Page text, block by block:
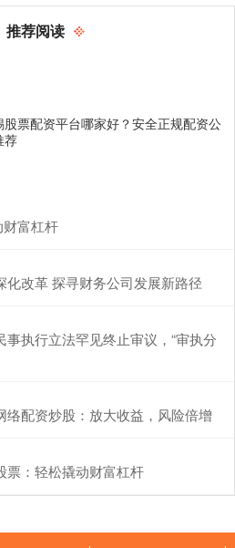
推荐阅读
股票配资平台哪家好？安全正规配资公
荐
富杠杆
化改革 探寻财务公司发展新路径
事执行立法罕见终止审议，“审执分
络配资炒股：放大收益，风险倍增
票：轻松撬动财富杠杆